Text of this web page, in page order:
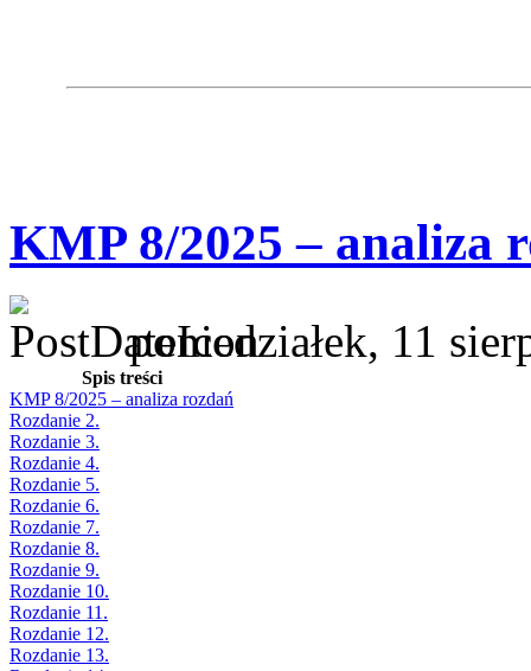
KMP 8/2025 – analiza
poniedziałek, 11
Spis treści
KMP 8/2025 – analiza rozdań
Rozdanie 2.
Rozdanie 3.
Rozdanie 4.
Rozdanie 5.
Rozdanie 6.
Rozdanie 7.
Rozdanie 8.
Rozdanie 9.
Rozdanie 10.
Rozdanie 11.
Rozdanie 12.
Rozdanie 13.